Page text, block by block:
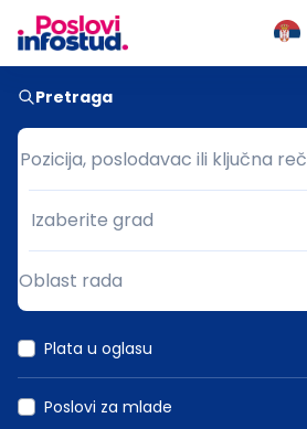
Pretraga
Pozicija, poslodavac ili ključna reč
Pozicija, poslodavac ili ključna reč
Grad
Izaberite grad
Oblast rada
Plata u oglasu
Poslovi za mlade